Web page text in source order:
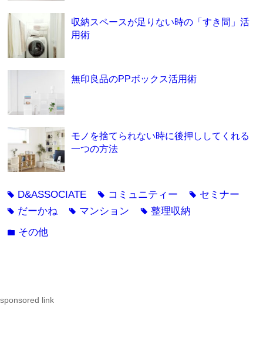
収納スペースが足りない時の「すき間」活
用術
無印良品のPPボックス活用術
モノを捨てられない時に後押ししてくれる
一つの方法
tag D&ASSOCIATE tag コミュニティー tag セミナー
tag だーかね tag マンション tag整理収納
folder その他
sponsored link